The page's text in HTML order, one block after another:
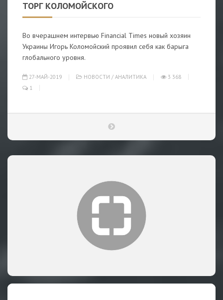
ТОРГ КОЛОМОЙСКОГО
Во вчерашнем интервью Financial Times новый хозяин
Украины Игорь Коломойский проявил себя как барыга
глобального уровня.
27-МАЙ-2019 НОВОСТИ / АНАЛИТИКА
3 368
1